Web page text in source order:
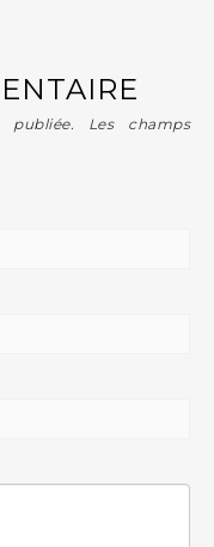
Les champs